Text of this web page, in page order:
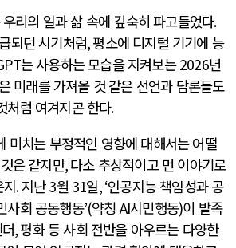
리의 일과 삶 속에 깊숙히 파고들었다.
되던 시기처럼,평소에 디지털 기기에 능
는 사용하는 모습을 지켜보는2026년
미래를 가져올 것 같은 선언과 담론들도
처럼 여겨지곤 한다.
미치는 부정적인 영향에 대해서는 어떨
은 같지만,다소 추상적이고 먼 이야기로
.지난3월 31일, ‘인공지능 책임성과 공
사회 공동행동’(약칭 AI시민행동)이 발족
,평화 등 사회 전반을 아우르는 다양한